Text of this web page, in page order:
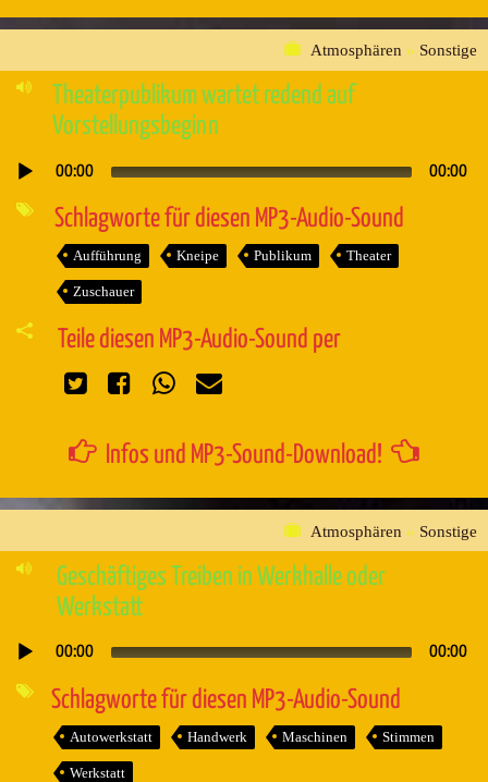
Atmosphären » Sonstige
Theaterpublikum wartet redend auf
Vorstellungsbeginn
Audio-
00:00 00:00
Schlagworte für diesen MP3-Audio-Sound
Aufführung Kneipe Publikum Theater
Zuschauer
Teile diesen MP3-Audio-Sound per
Infos und MP3-Sound-Download!
Atmosphären » Sonstige
Geschäftiges Treiben in Werkhalle oder
Werkstatt
Audio-
00:00 00:00
Schlagworte für diesen MP3-Audio-Sound
Autowerkstatt Handwerk Maschinen Stimmen
Werkstatt